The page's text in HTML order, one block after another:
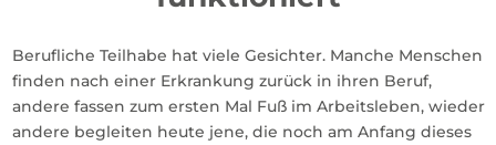
Berufliche Teilhabe hat viele Gesichter. Manche Menschen
finden nach einer Erkrankung zurück in ihren Beruf,
andere fassen zum ersten Mal Fuß im Arbeitsleben, wieder
andere begleiten heute jene, die noch am Anfang dieses